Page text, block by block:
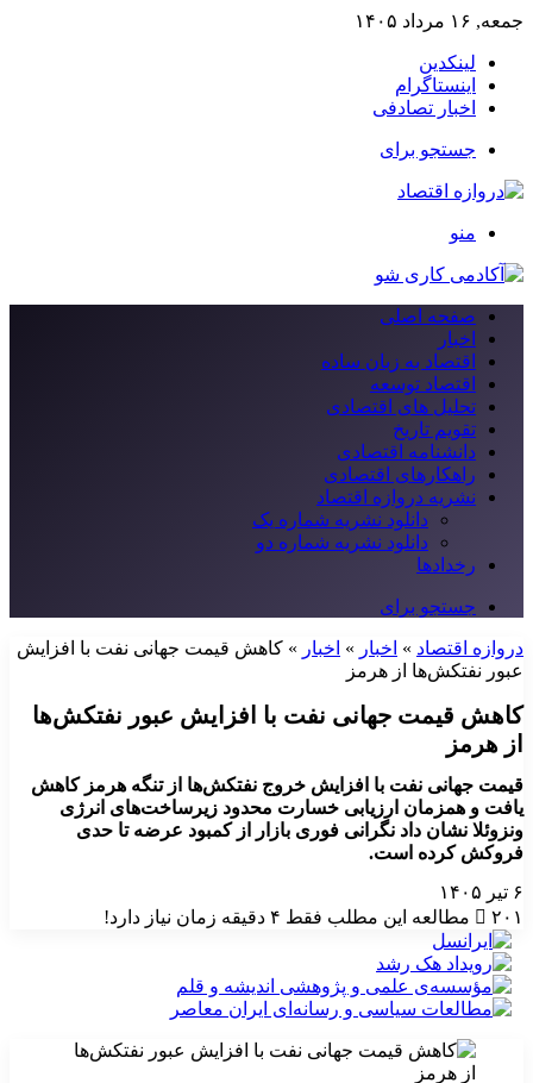
جمعه, ۱۶ مرداد ۱۴۰۵
لینکدین
اینستاگرام
اخبار تصادفی
جستجو برای
منو
صفحه اصلی
اخبار
اقتصاد به زبان ساده
اقتصاد توسعه
تحلیل های اقتصادی
تقویم تاریخ
دانشنامه اقتصادی
راهکارهای اقتصادی
نشریه دروازه اقتصاد
دانلود نشریه شماره یک
دانلود نشریه شماره دو
رخدادها
جستجو برای
دروازه اقتصاد » اخبار » اخبار » کاهش قیمت جهانی نفت با افزایش
عبور نفتکش‌ها از هرمز
کاهش قیمت جهانی نفت با افزایش عبور نفتکش‌ها
از هرمز
قیمت جهانی نفت با افزایش خروج نفتکش‌ها از تنگه هرمز کاهش
یافت و همزمان ارزیابی خسارت محدود زیرساخت‌های انرژی
ونزوئلا نشان داد نگرانی فوری بازار از کمبود عرضه تا حدی
فروکش کرده است.
۶ تیر ۱۴۰۵
۲۰۱
مطالعه این مطلب فقط ۴ دقیقه زمان نیاز دارد!